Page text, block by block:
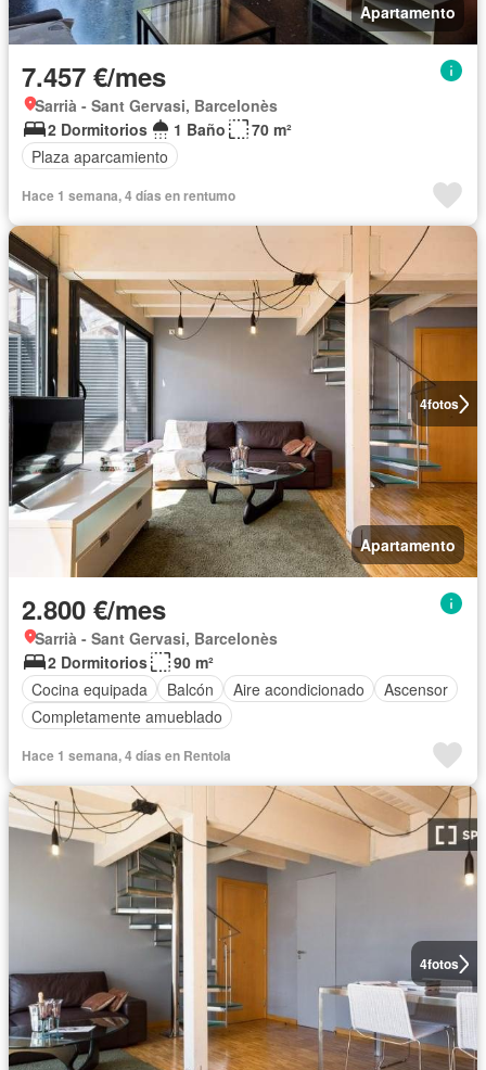
Apartamento
7.457 €/mes
Sarrià - Sant Gervasi, Barcelonès
2 Dormitorios
1 Baño
70 m²
Plaza aparcamiento
Hace 1 semana, 4 días en rentumo
4fotos
Apartamento
2.800 €/mes
Sarrià - Sant Gervasi, Barcelonès
2 Dormitorios
90 m²
Cocina equipada
Balcón Aire acondicionado
Ascensor
Completamente amueblado
Hace 1 semana, 4 días en Rentola
4fotos